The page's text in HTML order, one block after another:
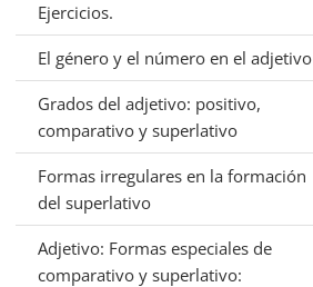
Ejercicios.
El género y el número en el adjetivo
Grados del adjetivo: positivo,
comparativo y superlativo
Formas irregulares en la formación
del superlativo
Adjetivo: Formas especiales de
comparativo y superlativo: